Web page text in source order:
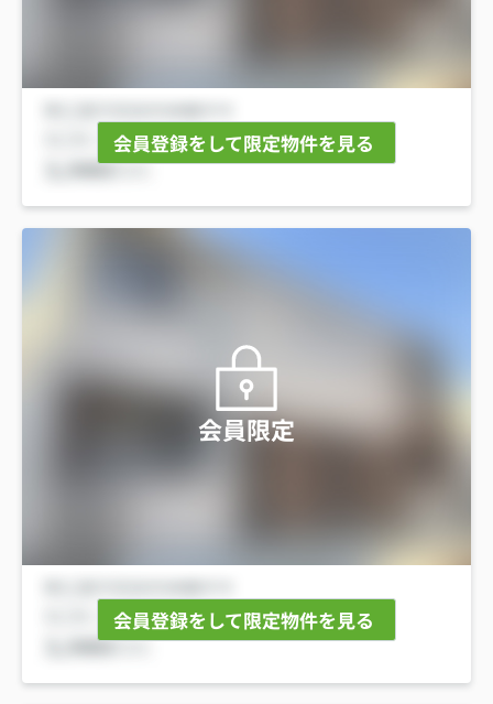
会員登録をして限定物件を見る
会員限定
会員登録をして限定物件を見る